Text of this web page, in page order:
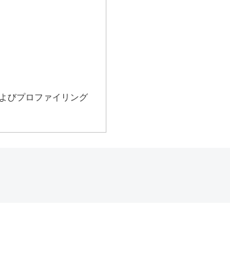
びプロファイリング